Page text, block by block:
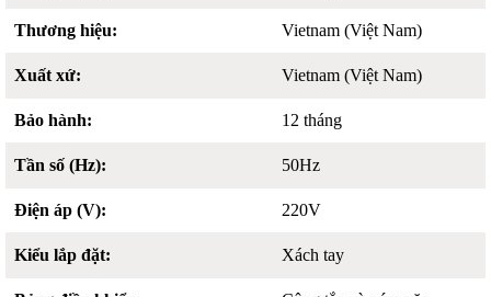
Thương hiệu: Vietnam (Việt Nam)
Xuất xứ: Vietnam (Việt Nam)
Bảo hành: 12 tháng
Tần số (Hz): 50Hz
Điện áp (V): 220V
Kiểu lắp đặt: Xách tay